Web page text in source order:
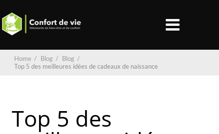
Home / Blog / Blog /
Top 5 des meilleures idées de cadeaux de naissance
Top 5 des